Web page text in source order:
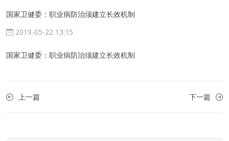
国家卫健委：职业病防治须建立长效机制
2019-05-22 13:15
国家卫健委：职业病防治须建立长效机制
上一篇 下一篇